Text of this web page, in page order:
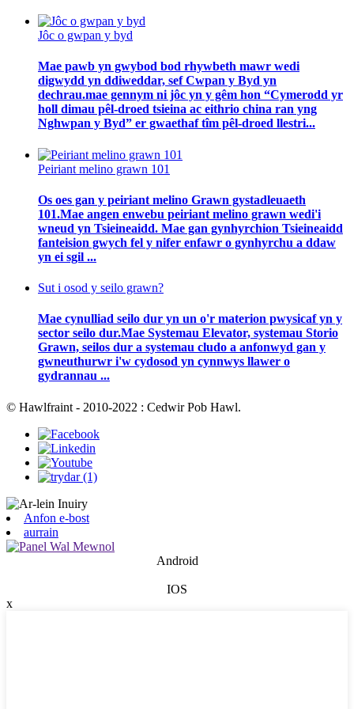
Jôc o gwpan y byd
Mae pawb yn gwybod bod rhywbeth mawr wedi
digwydd yn ddiweddar, sef Cwpan y Byd yn
dechrau.mae gennym ni jôc yn y gêm hon “Cymerodd yr
holl dimau pêl-droed tsieina ac eithrio china ran yng
Nghwpan y Byd” er gwaethaf tîm pêl-droed llestri...
Peiriant melino grawn 101
Os oes gan y peiriant melino Grawn gystadleuaeth
101.Mae angen enwebu peiriant melino grawn wedi'i
wneud yn Tsieineaidd. Mae gan gynhyrchion Tsieineaidd
fanteision gwych fel y nifer enfawr o gynhyrchu a ddaw
yn ei sgil ...
Sut i osod y seilo grawn?
Mae cynulliad seilo dur yn un o'r materion pwysicaf yn y
sector seilo dur.Mae Systemau Elevator, systemau Storio
Grawn, seilos dur a systemau cludo a anfonwyd gan y
gwneuthurwr i'w cydosod yn cynnwys llawer o
gydrannau ...
© Hawlfraint - 2010-2022 : Cedwir Pob Hawl.
Anfon e-bost
aurrain
Android
IOS
x